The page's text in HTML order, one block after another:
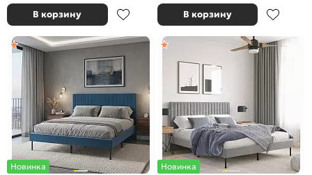
В корзину В корзину
Новинка
Новинка